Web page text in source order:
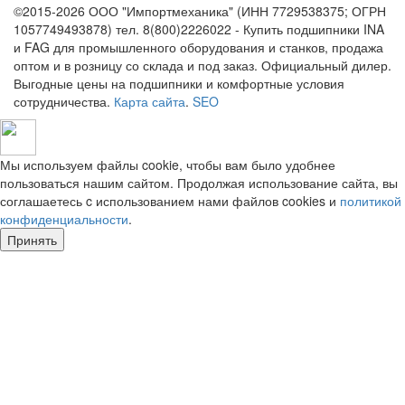
©2015-2026 ООО "Импортмеханика" (ИНН 7729538375; ОГРН
1057749493878) тел. 8(800)2226022 - Купить подшипники INA
и FAG для промышленного оборудования и станков, продажа
оптом и в розницу со склада и под заказ. Официальный дилер.
Выгодные цены на подшипники и комфортные условия
сотрудничества. Карта сайта. SEO
Мы используем файлы cookie, чтобы вам было удобнее
пользоваться нашим сайтом. Продолжая использование сайта, вы
соглашаетесь c использованием нами файлов cookies и политикой
конфиденциальности.
Принять